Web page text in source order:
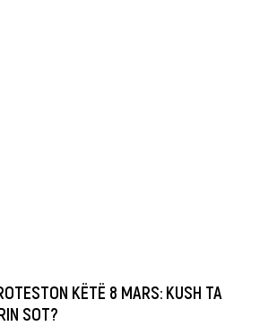
KËTË 8 MARS: KUSH TA
SOT?